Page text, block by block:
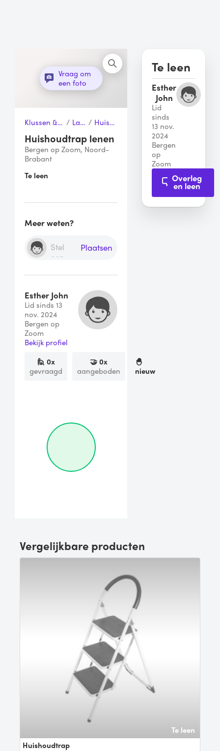
Vraag om
een foto
Klussen & Gereedschap / Ladders / Huishoudtrap
Huishoudtrap lenen
Bergen op Zoom, Noord-
Brabant
Te leen
Meer weten?
Plaatsen
Esther John
Lid sinds 13
nov. 2024
Bergen op
Zoom
Bekijk profiel
🙋 0x
gevraagd
🤝0x
aangeboden
🐣
nieuw
Vergelijkbare producten
Te leen
Huishoudtrap
Te leen
Esther
John
Lid
sinds
13 nov.
2024
Bergen
op
Zoom
Overleg
en leen